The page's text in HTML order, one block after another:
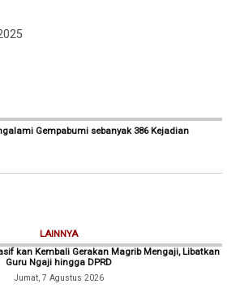
Gempabumi sebanyak 386 Kejadian
LAINNYA
kan Kembali Gerakan Magrib Mengaji, Libatkan
Guru Ngaji hingga DPRD
Jumat, 7 Agustus 2026